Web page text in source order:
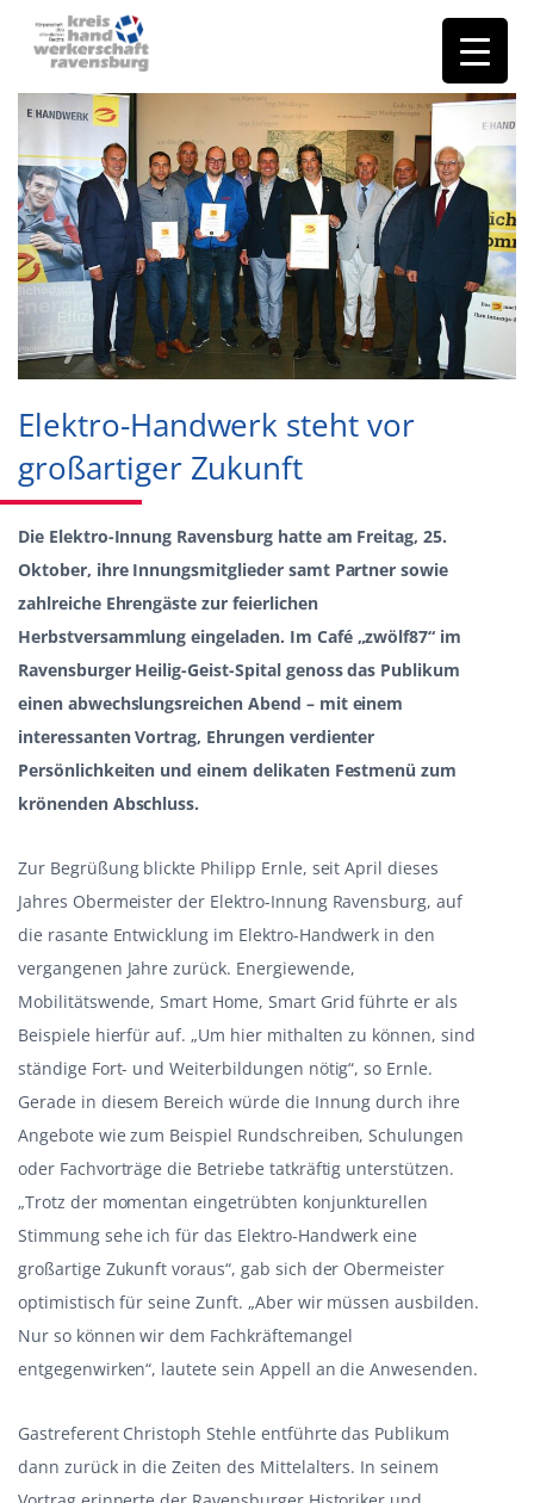
Elektro-Handwerk steht vor
großartiger Zukunft
Die Elektro-Innung Ravensburg hatte am Freitag, 25.
Oktober, ihre Innungsmitglieder samt Partner sowie
zahlreiche Ehrengäste zur feierlichen
Herbstversammlung eingeladen. Im Café „zwölf87“ im
Ravensburger Heilig-Geist-Spital genoss das Publikum
einen abwechslungsreichen Abend – mit einem
interessanten Vortrag, Ehrungen verdienter
Persönlichkeiten und einem delikaten Festmenü zum
krönenden Abschluss.
Zur Begrüßung blickte Philipp Ernle, seit April dieses
Jahres Obermeister der Elektro-Innung Ravensburg, auf
die rasante Entwicklung im Elektro-Handwerk in den
vergangenen Jahre zurück. Energiewende,
Mobilitätswende, Smart Home, Smart Grid führte er als
Beispiele hierfür auf. „Um hier mithalten zu können, sind
ständige Fort- und Weiterbildungen nötig“, so Ernle.
Gerade in diesem Bereich würde die Innung durch ihre
Angebote wie zum Beispiel Rundschreiben, Schulungen
oder Fachvorträge die Betriebe tatkräftig unterstützen.
„Trotz der momentan eingetrübten konjunkturellen
Stimmung sehe ich für das Elektro-Handwerk eine
großartige Zukunft voraus“, gab sich der Obermeister
optimistisch für seine Zunft. „Aber wir müssen ausbilden.
Nur so können wir dem Fachkräftemangel
entgegenwirken“, lautete sein Appell an die Anwesenden.
Gastreferent Christoph Stehle entführte das Publikum
dann zurück in die Zeiten des Mittelalters. In seinem